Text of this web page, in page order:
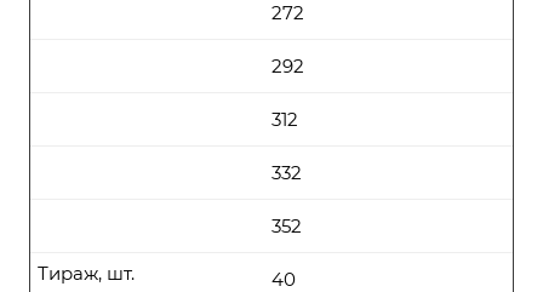
272
292
312
332
352
40
Тираж, шт.